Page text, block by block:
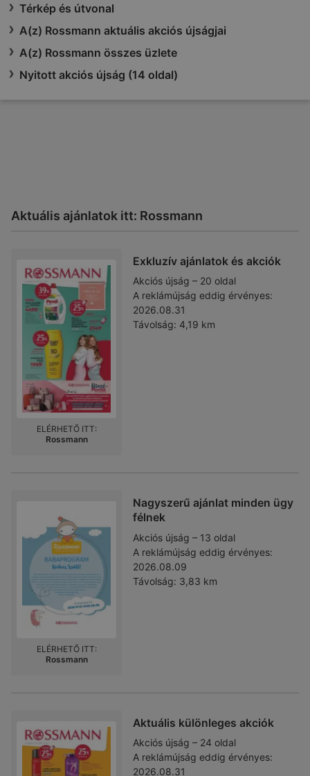
Térkép és útvonal
A(z) Rossmann aktuális akciós újságjai
A(z) Rossmann összes üzlete
Nyitott akciós újság (14 oldal)
Aktuális ajánlatok itt: Rossmann
Exkluzív ajánlatok és akciók
Akciós újság – 20 oldal
A reklámújság eddig érvényes:
2026.08.31
Távolság: 4,19 km
ELÉRHETŐ ITT:
Rossmann
Nagyszerű ajánlat minden ügy
félnek
Akciós újság – 13 oldal
A reklámújság eddig érvényes:
2026.08.09
Távolság: 3,83 km
ELÉRHETŐ ITT:
Rossmann
Aktuális különleges akciók
Akciós újság – 24 oldal
A reklámújság eddig érvényes:
2026.08.31